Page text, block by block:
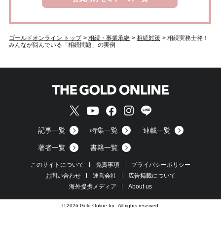
ゴールドオンライン トップ > 相続・事業承継 > 相続対策 > 相続実務士発！
みんなが悩んでいる「相続問題」の実例
記事一覧 特集一覧 連載一覧
著者一覧 書籍一覧
このサイトについて 免責事項
プライバシーポリシー
お問い合わせ
運営会社
広告掲載について
海外提携メディア
About us
© 2026 Gold Online Inc. All rights reserved.